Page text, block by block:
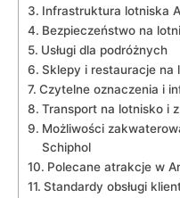
Infrastruktura lotniska
Bezpieczeństwo na
Usługi dla‌ podróżnych
Sklepy i restauracje ​na
Czytelne oznaczenia i
Transport na lotnisko i
Możliwości‍
Schiphol
Polecane atrakcje w
Standardy obsługi